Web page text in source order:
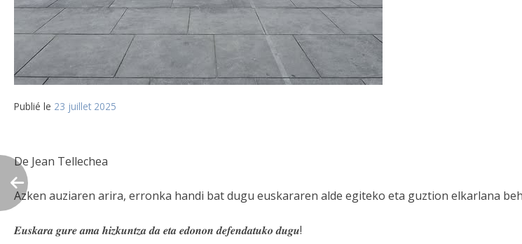
Publié le 23 juillet 2025
De Jean Tellechea
Azken auziaren arira, erronka handi bat dugu euskararen alde egiteko eta guztion elkarlana
𝑬𝒖𝒔𝒌𝒂𝒓𝒂 𝒈𝒖𝒓𝒆 𝒂𝒎𝒂 𝒉𝒊𝒛𝒌𝒖𝒏𝒕𝒛𝒂 𝒅𝒂 𝒆𝒕𝒂 𝒆𝒅𝒐𝒏𝒐𝒏 𝒅𝒆𝒇𝒆𝒏𝒅𝒂𝒕𝒖𝒌𝒐 𝒅𝒖𝒈𝒖!